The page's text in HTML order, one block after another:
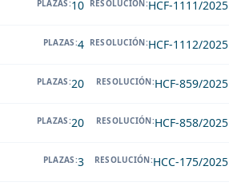
PLAZAS:10 RESOLUCIÓN:HCF-1111/2025
PLAZAS:4 RESOLUCIÓN:HCF-1112/2025
PLAZAS:20 RESOLUCIÓN:HCF-859/2025
PLAZAS:20 RESOLUCIÓN:HCF-858/2025
PLAZAS:3 RESOLUCIÓN:HCC-175/2025